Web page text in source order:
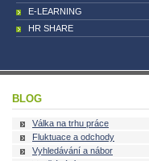
E-LEARNING
HR SHARE
BLOG
Válka na trhu práce
Fluktuace a odchody
Vyhledávání a nábor